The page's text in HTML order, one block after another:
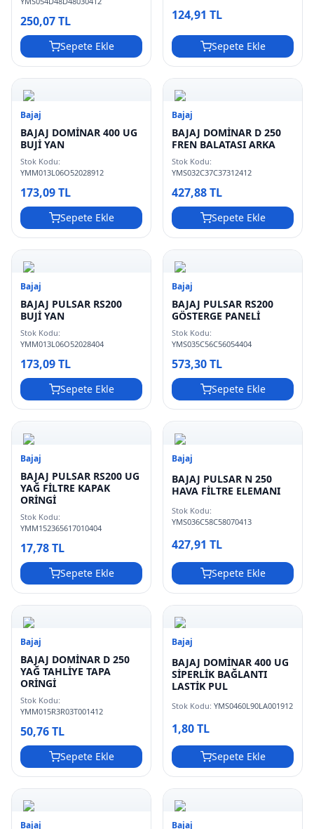
250,07 TL
Sepete Ekle
124,91 TL
Sepete Ekle
Bajaj
BAJAJ DOMİNAR 400 UG
BUJİ YAN
Stok Kodu:
YMM013L06O52028912
173,09 TL
Sepete Ekle
Bajaj
BAJAJ DOMİNAR D 250
FREN BALATASI ARKA
Stok Kodu:
YMS032C37C37312412
427,88 TL
Sepete Ekle
Bajaj
BAJAJ PULSAR RS200
BUJİ YAN
Stok Kodu:
YMM013L06O52028404
173,09 TL
Sepete Ekle
Bajaj
BAJAJ PULSAR RS200
GÖSTERGE PANELİ
Stok Kodu:
YMS035C56C56054404
573,30 TL
Sepete Ekle
Bajaj
BAJAJ PULSAR RS200 UG
YAĞ FİLTRE KAPAK
ORİNGİ
Stok Kodu:
YMM152365617010404
17,78 TL
Sepete Ekle
Bajaj
BAJAJ PULSAR N 250
HAVA FİLTRE ELEMANI
Stok Kodu:
YMS036C58C58070413
427,91 TL
Sepete Ekle
Bajaj
BAJAJ DOMİNAR D 250
YAĞ TAHLİYE TAPA
ORİNGİ
Stok Kodu:
YMM015R3R03T001412
50,76 TL
Sepete Ekle
Bajaj
BAJAJ DOMİNAR 400 UG
SİPERLİK BAĞLANTI
LASTİK PUL
Stok Kodu: YMS0460L90LA001912
1,80 TL
Sepete Ekle
Bajaj Bajaj